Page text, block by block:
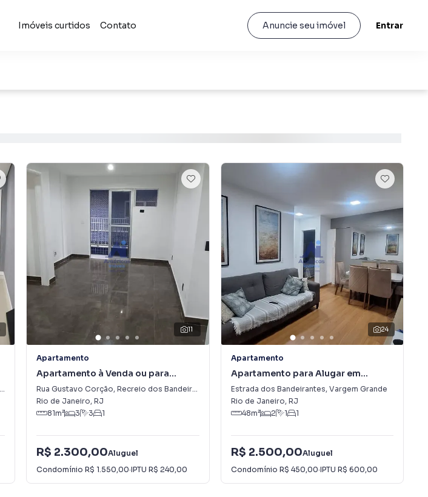
Imóveis curtidos Contato Anuncie seu imóvel Entrar
11
Apartamento
Apartamento à Venda ou para
Alugar em Recreio dos Bandeirantes
Rua Gustavo Corção, Recreio dos Bandeirantes
Rio de Janeiro, RJ
81m² 3 3 1
R$ 2.300,00Aluguel
Condomínio R$ 1.550,00·IPTU R$ 240,00
24
Apartamento
Apartamento para Alugar em
Vargem Grande
Estrada dos Bandeirantes, Vargem Grande
Rio de Janeiro, RJ
48m² 2 1 1
R$ 2.500,00Aluguel
Condomínio R$ 450,00·IPTU R$ 600,00